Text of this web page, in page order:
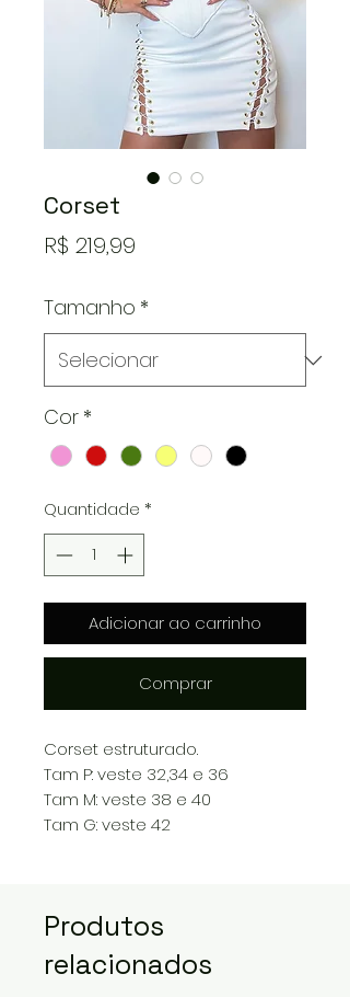
Corset
R$ 219,99
Tamanho *
Cor *
Quantidade *
Adicionar ao carrinho
Comprar
Corset estruturado.
Tam P: veste 32,34 e 36
Tam M: veste 38 e 40
Tam G: veste 42
Produtos
relacionados